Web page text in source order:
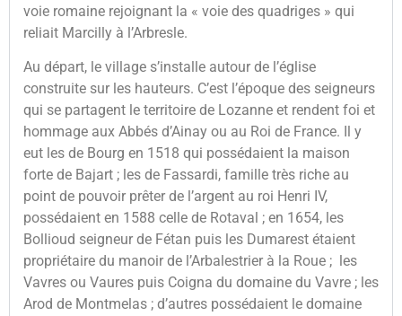
voie romaine rejoignant la « voie des quadriges » qui
reliait Marcilly à l’Arbresle.
Au départ, le village s’installe autour de l’église
construite sur les hauteurs. C’est l’époque des seigneurs
qui se partagent le territoire de Lozanne et rendent foi et
hommage aux Abbés d’Ainay ou au Roi de France. Il y
eut les de Bourg en 1518 qui possédaient la maison
forte de Bajart ; les de Fassardi, famille très riche au
point de pouvoir prêter de l’argent au roi Henri IV,
possédaient en 1588 celle de Rotaval ; en 1654, les
Bollioud seigneur de Fétan puis les Dumarest étaient
propriétaire du manoir de l’Arbalestrier à la Roue ; les
Vavres ou Vaures puis Coigna du domaine du Vavre ; les
Arod de Montmelas ; d’autres possédaient le domaine